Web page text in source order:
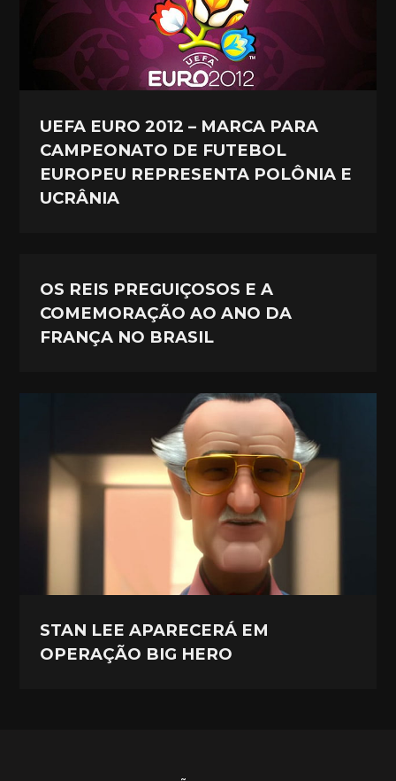
UEFA EURO 2012 – MARCA PARA
CAMPEONATO DE FUTEBOL
EUROPEU REPRESENTA POLÔNIA E
UCRÂNIA
OS REIS PREGUIÇOSOS E A
COMEMORAÇÃO AO ANO DA
FRANÇA NO BRASIL
STAN LEE APARECERÁ EM
OPERAÇÃO BIG HERO